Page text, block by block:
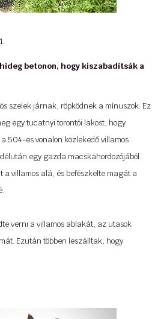
betonon, hogy kiszabadítsák a
szelek járnak, röpködnek a mínuszok. Ez
egy tucatnyi torontói lakost, hogy
504-es vonalon közlekedő villamos
egy gazda macskahordozójából
villamos alá, és befészkelte magát a
verni a villamos ablakát, az utasok
Ezután többen leszálltak, hogy
fel, néhány utas blokkolta a szembe